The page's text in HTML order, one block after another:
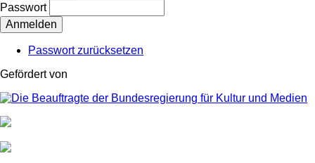
Passwort
Passwort zurücksetzen
Gefördert von